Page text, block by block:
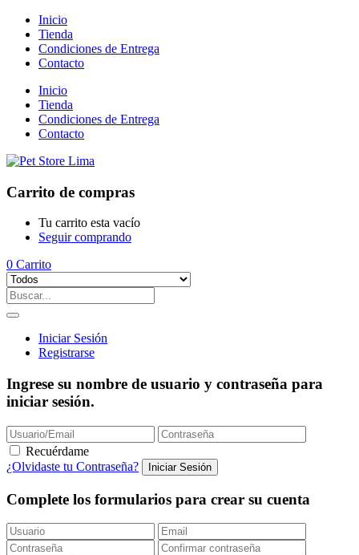
Inicio
Tienda
Condiciones de Entrega
Contacto
Inicio
Tienda
Condiciones de Entrega
Contacto
Carrito de compras
Tu carrito esta vacío
Seguir comprando
0 Carrito
Iniciar Sesión
Registrarse
Ingrese su nombre de usuario y contraseña para
iniciar sesión.
Recuérdame
¿Olvidaste tu Contraseña?
Complete los formularios para crear su cuenta